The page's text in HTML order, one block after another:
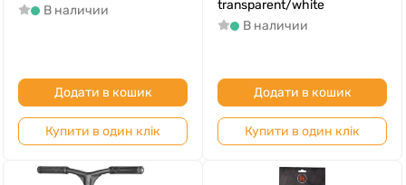
В наличии
Додати в кошик
Купити в один клік
transparent/white
В наличии
Додати в кошик
Купити в один клік